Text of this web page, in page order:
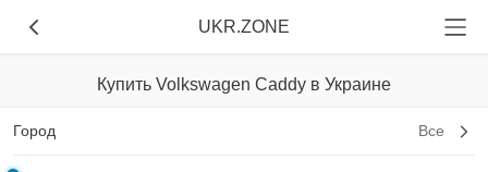
UKR.ZONE
Купить Volkswagen Caddy в Украине
Город Все